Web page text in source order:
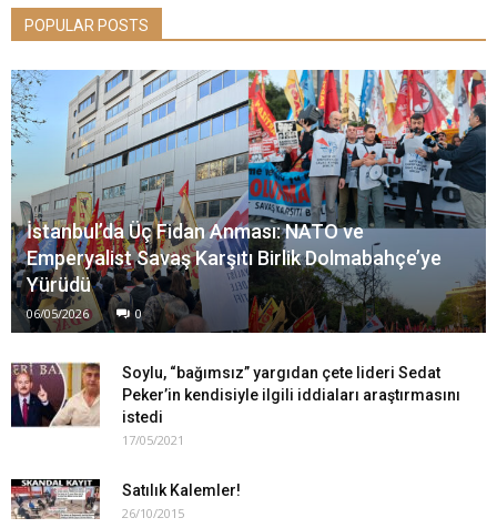
POPULAR POSTS
İstanbul’da Üç Fidan Anması: NATO ve
Emperyalist Savaş Karşıtı Birlik Dolmabahçe’ye
Yürüdü
06/05/2026 0
Soylu, “bağımsız” yargıdan çete lideri Sedat
Peker’in kendisiyle ilgili iddiaları araştırmasını
istedi
17/05/2021
Satılık Kalemler!
26/10/2015